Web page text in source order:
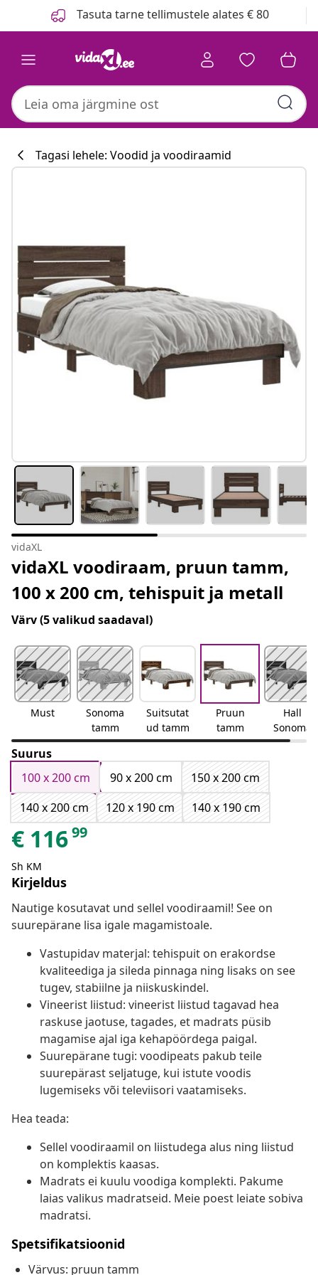
Tasuta tarne tellimustele alates € 80
#sharemevidaxl
Tagasi lehele: Voodid ja voodiraamid
vidaXL
vidaXL voodiraam, pruun tamm,
100 x 200 cm, tehispuit ja metall
Värv(5 valikud saadaval)
Must
Sonoma
tamm
Suitsutat
ud tamm
Pruun
tamm
Hall
Sonoma
Suurus
100 x 200 cm
90 x 200 cm
150 x 200 cm
140 x 200 cm
120 x 190 cm 140 x 190 cm
€ 11699
Sh KM
Kirjeldus
Nautige kosutavat und sellel voodiraamil! See on
suurepärane lisa igale magamistoale.
Vastupidav materjal: tehispuit on erakordse
kvaliteediga ja sileda pinnaga ning lisaks on see
tugev, stabiilne ja niiskuskindel.
Vineerist liistud: vineerist liistud tagavad hea
raskuse jaotuse, tagades, et madrats püsib
magamise ajal iga kehapöördega paigal.
Suurepärane tugi: voodipeats pakub teile
suurepärast seljatuge, kui istute voodis
lugemiseks või televiisori vaatamiseks.
Hea teada:
Sellel voodiraamil on liistudega alus ning liistud
on komplektis kaasas.
Madrats ei kuulu voodiga komplekti. Pakume
laias valikus madratseid. Meie poest leiate sobiva
madratsi.
Spetsifikatsioonid
Värvus: pruun tamm